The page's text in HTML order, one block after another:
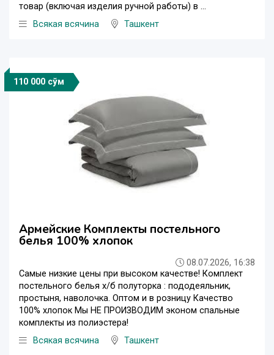
товар (включая изделия ручной работы) в ...
Всякая всячина
Ташкент
110 000 сўм
Армейские Комплекты постельного
белья 100% хлопок
08.07.2026, 16:38
Самые низкие цены при высоком качестве! Комплект
постельного белья х/б полуторка : пододеяльник,
простыня, наволочка. Оптом и в розницу Качество
100% хлопок Мы НЕ ПРОИЗВОДИМ эконом спальные
комплекты из полиэстера!
Всякая всячина
Ташкент